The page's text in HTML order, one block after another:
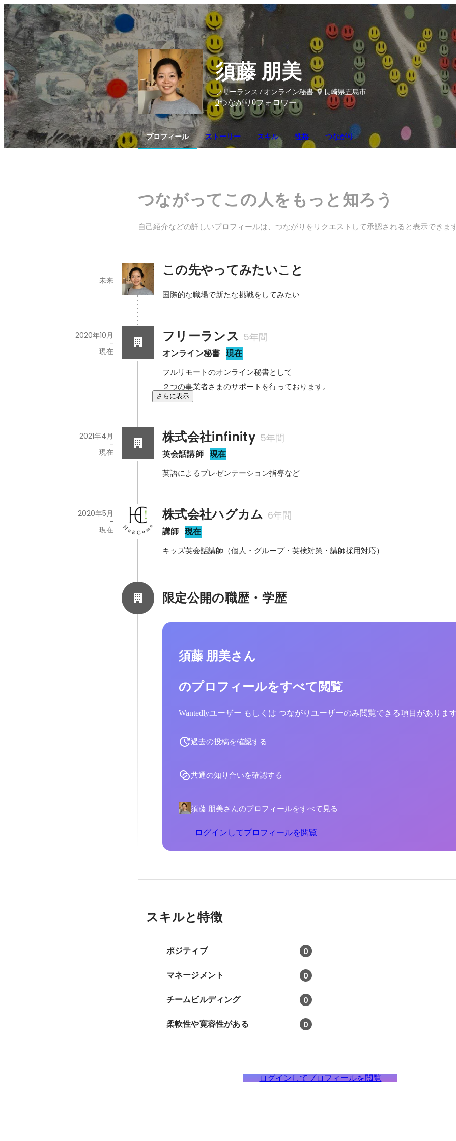
須藤 朋美
フリーランス / オンライン秘書
長崎県五島市
0つながり0フォロワー
プロフィール ストーリー スキル 性格 つながり
つながってこの人をもっと知ろう
自己紹介などの詳しいプロフィールは、つながりをリクエストして承認されると表示できま
この先やってみたいこと
未来
国際的な職場で新たな挑戦をしてみたい
フリーランス 5年間
オンライン秘書 現在
2020年10月
-
現在
フルリモートのオンライン秘書として
２つの事業者さまのサポートを行っております。
さらに表示
株式会社infinity 5年間
英会話講師 現在
2021年4月
-
現在
英語によるプレゼンテーション指導など
株式会社ハグカム 6年間
講師 現在
2020年5月
-
現在
キッズ英会話講師（個人・グループ・英検対策・講師採用対応）
限定公開の職歴・学歴
須藤 朋美さん
のプロフィールをすべて閲覧
Wantedlyユーザー もしくは つながりユーザーのみ閲覧できる項目がありま
過去の投稿を確認する
共通の知り合いを確認する
須藤 朋美さんのプロフィールをすべて見る
ログインしてプロフィールを閲覧
スキルと特徴
ポジティブ 0
マネージメント 0
チームビルディング 0
柔軟性や寛容性がある 0
ログインしてプロフィールを閲覧